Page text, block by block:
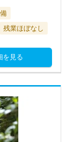
残業ほぼなし
を見る